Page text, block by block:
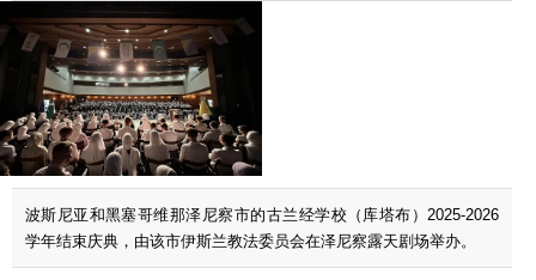
波斯尼亚和黑塞哥维那泽尼察市的古兰经学校（库塔布）2025-2026
学年结束庆典，由该市伊斯兰教法委员会在泽尼察露天剧场举办。